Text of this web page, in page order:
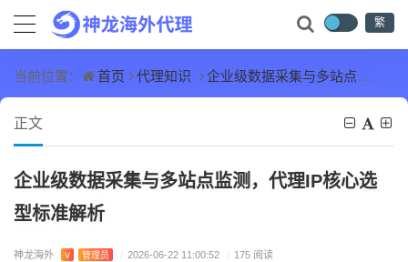
繁
当前位置： 首页 代理知识 企业级数据采集与多站点监测，代理IP核心选型标准解析
正文
企业级数据采集与多站点监测，代理IP核心选
型标准解析
神龙海外 V 管理员 / 2026-06-22 11:00:52 / 175 阅读